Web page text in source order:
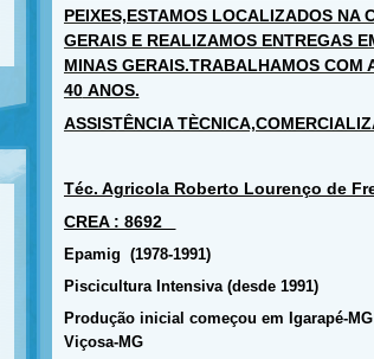
PEIXES,ESTAMOS LOCALIZADOS NA
GERAIS E REALIZAMOS ENTREGAS
MINAS GERAIS.TRABALHAMOS COM
40ANOS.
ASSISTÊNCIA
Téc. Agricola Roberto Lourenço de
CREA : 8692
Epamig (1978-1991)
Piscicultura Intensiva (desde 1991)
Produção inicial começou em Igarapé-
Viçosa-MG